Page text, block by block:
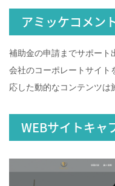
アミッケコメン
補助金の申請までサポート
会社のコーポレートサイト
応した動的なコンテンツは
WEBサイトキャ